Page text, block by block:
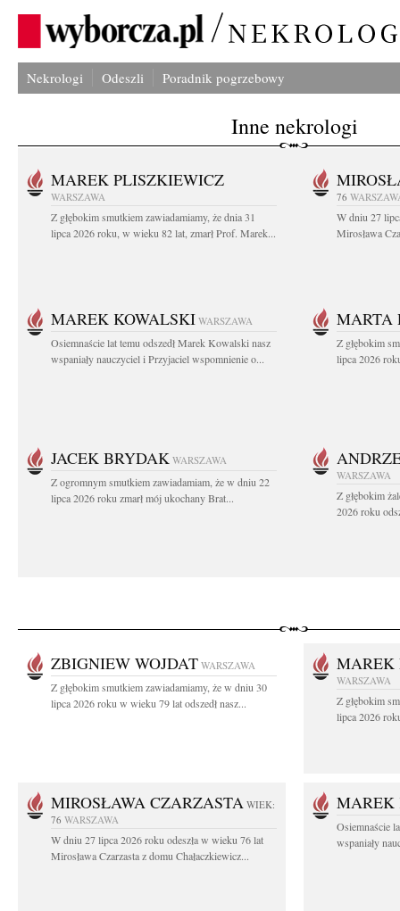
Nekrologi Odeszli Poradnik pogrzebowy
Inne nekrologi
MAREK PLISZKIEWICZ
WARSZAWA
Z głębokim smutkiem zawiadamiamy, że dnia 31
lipca 2026 roku, w wieku 82 lat, zmarł Prof. Marek...
76
W dniu 27
Mirosława
MAREK KOWALSKI WARSZAWA
Osiemnaście lat temu odszedł Marek Kowalski nasz
wspaniały nauczyciel i Przyjaciel wspomnienie o...
MARTA
Z głębokim
lipca 2026
JACEK BRYDAK WARSZAWA
Z ogromnym smutkiem zawiadamiam, że w dniu 22
lipca 2026 roku zmarł mój ukochany Brat...
WARSZAWA
Z głębokim
2026 roku
ZBIGNIEW WOJDAT WARSZAWA
Z głębokim smutkiem zawiadamiamy, że w dniu 30
lipca 2026 roku w wieku 79 lat odszedł nasz...
MAREK
WARSZAWA
Z głębokim
lipca 2026
MIROSŁAWA CZARZASTA WIEK:
76 WARSZAWA
W dniu 27 lipca 2026 roku odeszła w wieku 76 lat
Mirosława Czarzasta z domu Chałaczkiewicz...
MAREK
Osiemnaście
wspaniały